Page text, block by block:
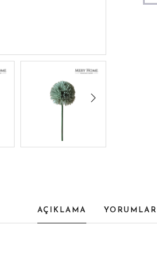
AÇIKLAMA